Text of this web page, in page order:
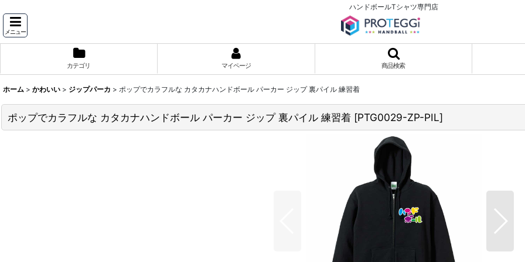
ハンドボールTシャツ専門店
メニュー
カテゴリ マイページ 商品検索
ホーム > かわいい > ジップパーカ > ポップでカラフルな カタカナハンドボール パーカー ジップ 裏パイル 練習着
ポップでカラフルな カタカナハンドボール パーカー ジップ 裏パイル 練習着 [PTG0029-ZP-PIL]